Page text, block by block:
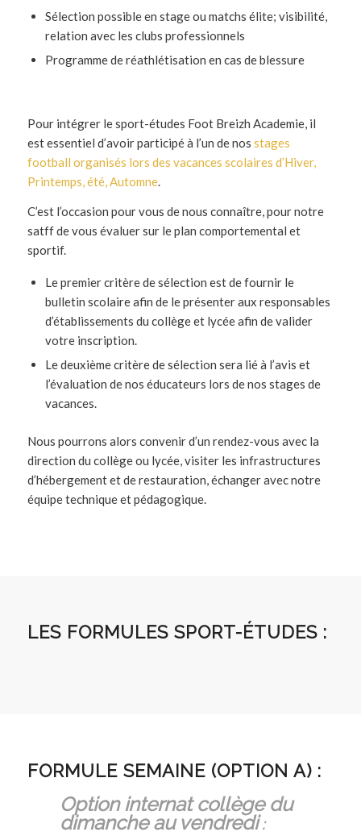
Sélection possible en stage ou matchs élite; visibilité,
relation avec les clubs professionnels
Programme de réathlétisation en cas de blessure
Pour intégrer le sport-études Foot Breizh Academie, il
est essentiel d’avoir participé à l’un de nos stages
football organisés lors des vacances scolaires d’Hiver,
Printemps, été, Automne.
C’est l’occasion pour vous de nous connaître, pour notre
satff de vous évaluer sur le plan comportemental et
sportif.
Le premier critère de sélection est de fournir le
bulletin scolaire afin de le présenter aux responsables
d’établissements du collège et lycée afin de valider
votre inscription.
Le deuxième critère de sélection sera lié à l’avis et
l’évaluation de nos éducateurs lors de nos stages de
vacances.
Nous pourrons alors convenir d’un rendez-vous avec la
direction du collège ou lycée, visiter les infrastructures
d’hébergement et de restauration, échanger avec notre
équipe technique et pédagogique.
LES FORMULES SPORT-ÉTUDES :
FORMULE SEMAINE (OPTION A) :
Option internat collège du
dimanche au vendredi: